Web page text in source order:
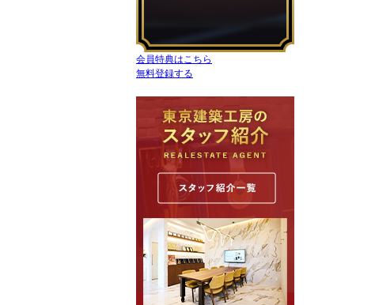
会員特典はこちら
無料登録する